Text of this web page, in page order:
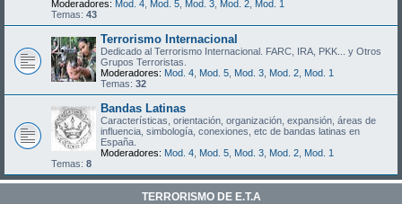
Moderadores: Mod. 4 Mod. 5 Mod. 3 Mod. 2 Mod. 1
Temas: 43
Terrorismo Internacional
Dedicado al Terrorismo Internacional. FARC, IRA, PKK... y Otros
Grupos Terroristas.
Moderadores: Mod. 4 Mod. 5 Mod. 3 Mod. 2 Mod. 1
Temas: 32
Bandas Latinas
Características, orientación, organización, expansión, áreas de
influencia, simbología, conexiones, etc de bandas latinas en
España.
Moderadores: Mod. 4 Mod. 5 Mod. 3 Mod. 2 Mod. 1
Temas: 8
TERRORISMO DE E.T.A